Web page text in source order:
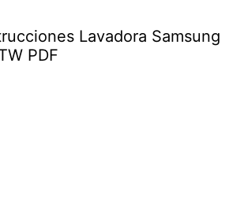
Lavadora Samsung
PDF